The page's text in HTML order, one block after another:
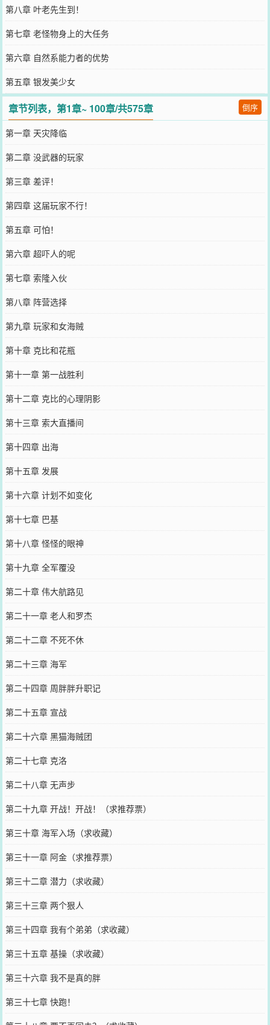
第八章 叶老先生到！
第七章 老怪物身上的大任务
第六章 自然系能力者的优势
第五章 银发美少女
章节列表，第1章~ 100章/共575章 倒序
第一章 天灾降临
第二章 没武器的玩家
第三章 差评！
第四章 这届玩家不行！
第五章 可怕！
第六章 超吓人的呢
第七章 索隆入伙
第八章 阵营选择
第九章 玩家和女海贼
第十章 克比和花瓶
第十一章 第一战胜利
第十二章 克比的心理阴影
第十三章 索大直播间
第十四章 出海
第十五章 发展
第十六章 计划不如变化
第十七章 巴基
第十八章 怪怪的眼神
第十九章 全军覆没
第二十章 伟大航路见
第二十一章 老人和罗杰
第二十二章 不死不休
第二十三章 海军
第二十四章 周胖胖升职记
第二十五章 宣战
第二十六章 黑猫海贼团
第二十七章 克洛
第二十八章 无声步
第二十九章 开战！开战！（求推荐票）
第三十章 海军入场（求收藏）
第三十一章 阿金（求推荐票）
第三十二章 潜力（求收藏）
第三十三章 两个狠人
第三十四章 我有个弟弟（求收藏）
第三十五章 基操（求收藏）
第三十六章 我不是真的胖
第三十七章 快跑！